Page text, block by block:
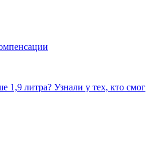
1,9 литра? Узнали у тех, кто смог